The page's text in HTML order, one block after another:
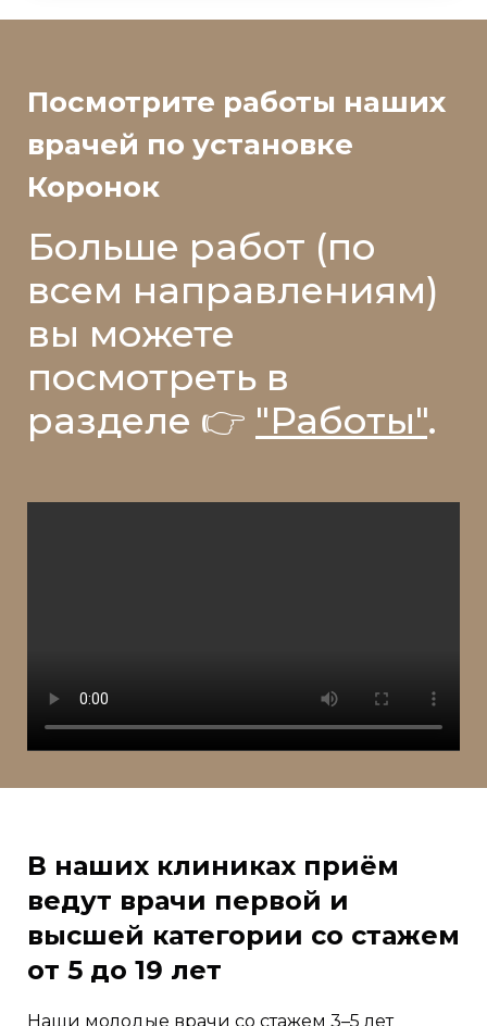
Посмотрите работы наших
врачей по установке
Коронок
Больше работ (по
всем направлениям)
вы можете
посмотреть в
разделе 👉 "Работы".
В наших клиниках приём
ведут врачи первой и
высшей категории со стажем
от 5 до 19 лет
Наши молодые врачи со стажем 3–5 лет